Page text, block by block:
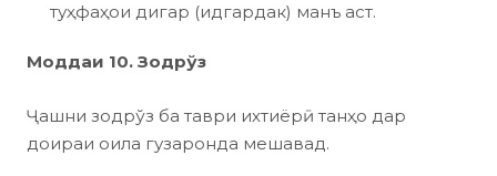
туҳфаҳои дигар (идгардак) манъ аст.
Моддаи 10. Зодрўз
Ҷашни зодрўз ба таври ихтиёрӣ танҳо дар
доираи оила гузаронда мешавад.